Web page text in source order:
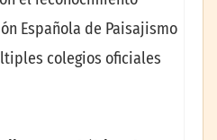
Española de Paisajismo
colegios oficiales